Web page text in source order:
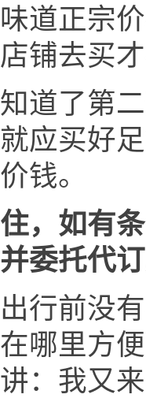
味道正宗
店铺去买
知道了第
就应买好
价钱。
住，如有
并委托代订
出行前没
在哪里方
讲：我又